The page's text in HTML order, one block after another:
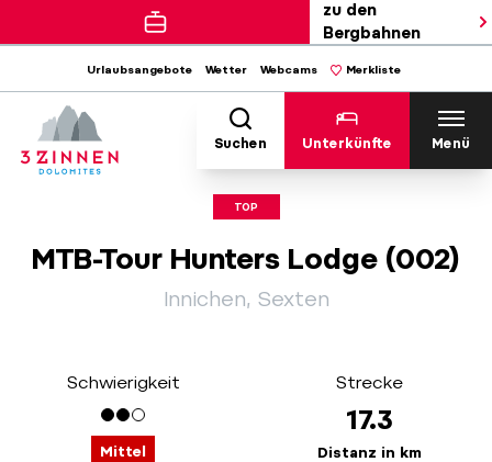
zu den
Bergbahnen
Urlaubsangebote Wetter Webcams Merkliste
Suchen Unterkünfte Menü
TOP
MTB-Tour Hunters Lodge (002)
Innichen, Sexten
Schwierigkeit
Mittel
Strecke
17.3
Distanz in km